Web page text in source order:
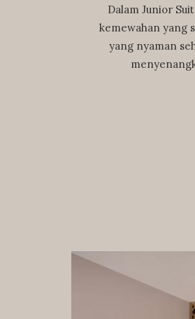
Dalam Junior
kemewahan yang
yang nyaman